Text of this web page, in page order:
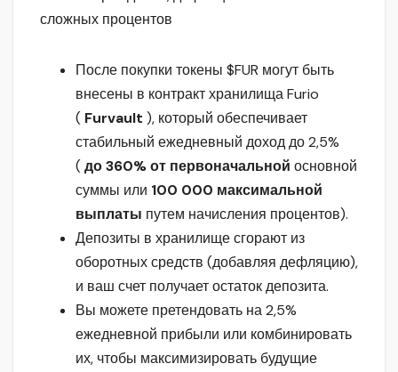
сложных процентов
После покупки токены $FUR могут быть
внесены в контракт хранилища Furio
( Furvault ), который обеспечивает
стабильный ежедневный доход до 2,5%
(до 360% от первоначальной основной
суммы или 100 000 максимальной
выплаты путем начисления процентов).
Депозиты в хранилище сгорают из
оборотных средств (добавляя дефляцию),
и ваш счет получает остаток депозита.
Вы можете претендовать на 2,5%
ежедневной прибыли или комбинировать
их, чтобы максимизировать будущие